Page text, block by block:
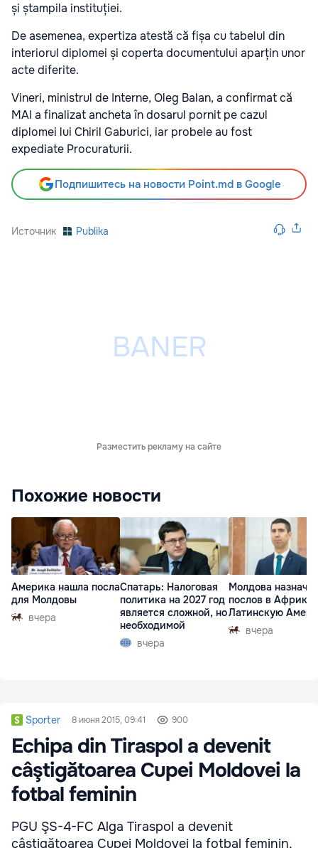
și ștampila instituției.
De asemenea, expertiza atestă că fișa cu tabelul din
interiorul diplomei și coperta documentului aparțin unor
acte diferite.
Vineri, ministrul de Interne, Oleg Balan, a confirmat că
MAI a finalizat ancheta în dosarul pornit pe cazul
diplomei lui Chiril Gaburici, iar probele au fost
expediate Procuraturii.
Подпишитесь на новости Point.md в Google
Источник Publika
Разместить рекламу на сайте
Похожие новости
Америка нашла посла
для Молдовы
вчера
Спатарь: Налоговая
политика на 2027 год
является сложной, но
необходимой
вчера
Молдова
послов в Африку
Латинскую
вчера
Sporter 8 июня 2015, 09:41 900
Echipa din Tiraspol a devenit
câştigătoarea Cupei Moldovei la
fotbal feminin
PGU ŞS-4-FC Alga Tiraspol a devenit
câştigătoarea Cupei Moldovei la fotbal feminin,